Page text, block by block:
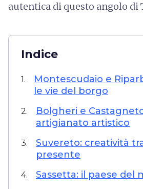
autentica di questo angolo di
Indice
1.
Montescudaio e
le vie del borgo
2.
Bolgheri e
artigianato artistico
3.
Suvereto: creatività
presente
4. Sassetta: il paese del